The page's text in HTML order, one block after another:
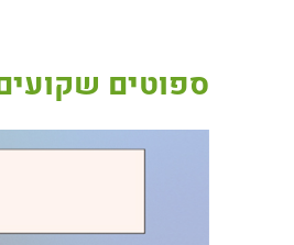
ספוטים